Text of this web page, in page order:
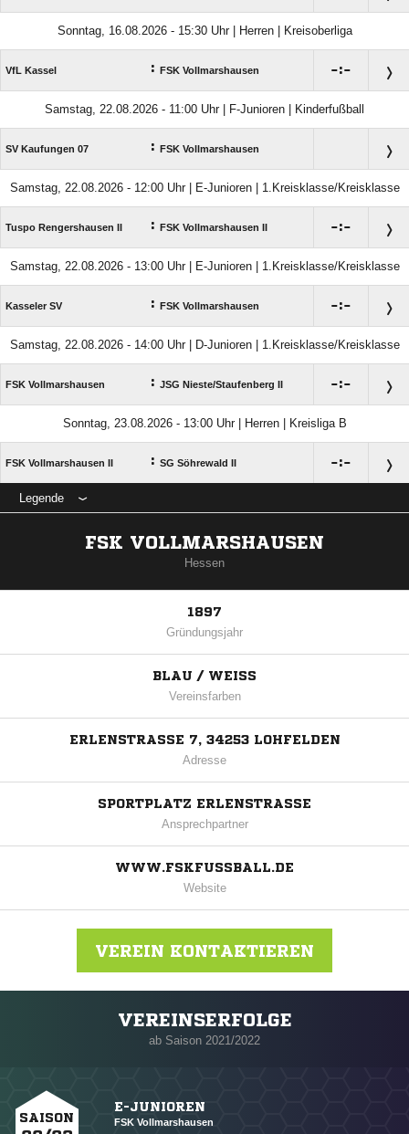
Sonntag, 16.08.2026 - 15:30 Uhr | Herren | Kreisoberliga
VfL Kassel : FSK Vollmarshausen :
Samstag, 22.08.2026 - 11:00 Uhr | F-Junioren | Kinderfußball
SV Kaufungen 07 : FSK Vollmarshausen
Samstag, 22.08.2026 - 12:00 Uhr | E-Junioren | 1.Kreisklasse/Kreisklasse
Tuspo Rengershausen II : FSK Vollmarshausen II :
Samstag, 22.08.2026 - 13:00 Uhr | E-Junioren | 1.Kreisklasse/Kreisklasse
Kasseler SV : FSK Vollmarshausen :
Samstag, 22.08.2026 - 14:00 Uhr | D-Junioren | 1.Kreisklasse/Kreisklasse
FSK Vollmarshausen : JSG Nieste/​Staufenberg II :
Sonntag, 23.08.2026 - 13:00 Uhr | Herren | Kreisliga B
FSK Vollmarshausen II : SG Söhrewald II :
Legende
FSK VOLLMARSHAUSEN
Hessen
1897
Gründungsjahr
BLAU / WEISS
Vereinsfarben
ERLENSTRASSE 7, 34253 LOHFELDEN
Adresse
SPORTPLATZ ERLENSTRASSE
Ansprechpartner
WWW.FSKFUSSBALL.DE
Website
VEREIN KONTAKTIEREN
Nachricht an FSK Vollmarshausen
VEREINSERFOLGE
ab Saison 2021/2022
SAISON
E-JUNIOREN
FSK Vollmarshausen